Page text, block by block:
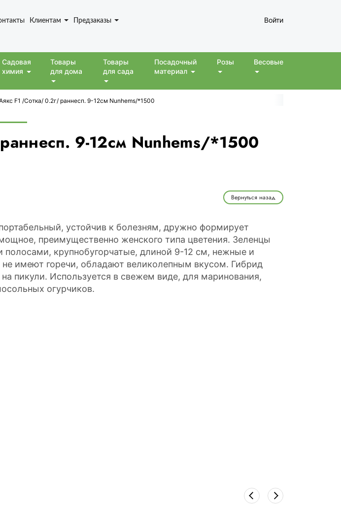
Клиентам Предзаказы Войти
Садовая
химия
Товары
для дома
Товары
для сада
Посадочный
материал
Розы Весовые
F1 /Сотка/ 0.2г/ раннесп. 9-12см Nunhems/*1500
9-12см Nunhems/*1500
Вернуться назад
устойчив к болезням, дружно формирует
преимущественно женского типа цветения. Зеленцы
крупнобугорчатые, длиной 9-12 см, нежные и
имеют горечи, обладают великолепным вкусом. Гибрид
пикули. Используется в свежем виде, для маринования,
огурчиков.